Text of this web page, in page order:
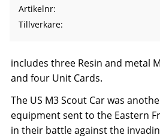
Artikelnr
Tillverkare
includes three Resin and metal
and four Unit Cards.
The US M3 Scout Car was
equipment sent to the Eastern
in their battle against the